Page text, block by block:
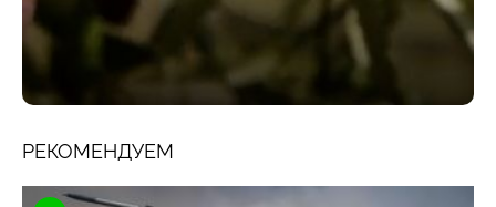
РЕКОМЕНДУЕМ